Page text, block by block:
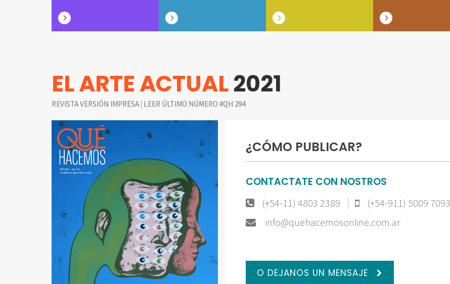
EL ARTE ACTUAL2021
REVISTA VERSIÓN IMPRESA | LEER ÚLTIMO NÚMERO #QH 294
¿CÓMO PUBLICAR?
CONTACTATE CON NOSTROS
(+54-11) 4803 2389
(+54-911) 5009 7093
info@quehacemosonline.com.ar
O DEJANOS UN MENSAJE